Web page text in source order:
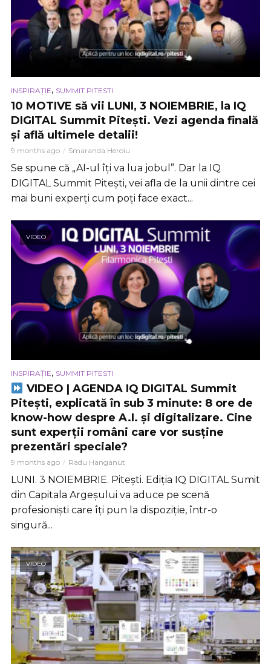
INSPIRAȚIE, SUMMIT PITESTI
10 MOTIVE să vii LUNI, 3 NOIEMBRIE, la IQ
DIGITAL Summit Pitești. Vezi agenda finală
și află ultimele detalii!
9 months ago Smaranda Heroiu
Se spune că „AI-ul îți va lua jobul”. Dar la IQ
DIGITAL Summit Pitești, vei afla de la unii dintre cei
mai buni experți cum poți face exact...
VIDEO
INSPIRAȚIE, SUMMIT PITESTI
VIDEO | AGENDA IQ DIGITAL Summit
Pitești, explicată în sub 3 minute: 8 ore de
know-how despre A.I. și digitalizare. Cine
sunt experții români care vor susține
prezentări speciale?
9 months ago Radu Hanganut
LUNI. 3 NOIEMBRIE. Pitești. Ediția IQ DIGITAL Sumit
din Capitala Argeșului va aduce pe scenă
profesioniști care îți pun la dispoziție, într-o
singură...
VIDEO